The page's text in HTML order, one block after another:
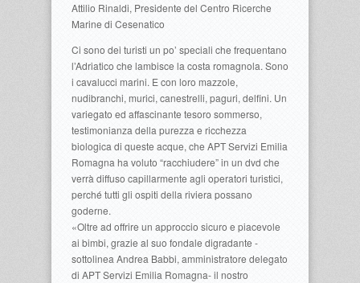
Attilio Rinaldi, Presidente del Centro Ricerche
Marine di Cesenatico
Ci sono dei turisti un po’ speciali che frequentano
l’Adriatico che lambisce la costa romagnola. Sono
i cavalucci marini. E con loro mazzole,
nudibranchi, murici, canestrelli, paguri, delfini. Un
variegato ed affascinante tesoro sommerso,
testimonianza della purezza e ricchezza
biologica di queste acque, che APT Servizi Emilia
Romagna ha voluto “racchiudere” in un dvd che
verrà diffuso capillarmente agli operatori turistici,
perché tutti gli ospiti della riviera possano
goderne.
«Oltre ad offrire un approccio sicuro e piacevole
ai bimbi, grazie al suo fondale digradante -
sottolinea Andrea Babbi, amministratore delegato
di APT Servizi Emilia Romagna- il nostro